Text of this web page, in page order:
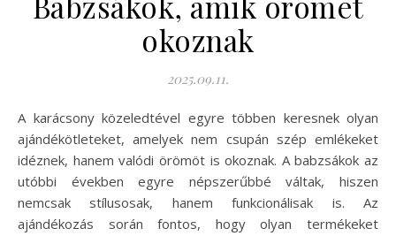
okoznak
2025.09.11.
A karácsony közeledtével egyre többen keresnek olyan
ajándékötleteket, amelyek nem csupán szép emlékeket
idéznek, hanem valódi örömöt is okoznak. A babzsákok az
utóbbi években egyre népszerűbbé váltak, hiszen
nemcsak stílusosak, hanem funkcionálisak is. Az
ajándékozás során fontos, hogy olyan termékeket